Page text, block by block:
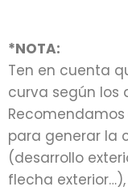
*NOTA:
Ten en cuenta
curva según los
para generar la
(desarrollo
flecha